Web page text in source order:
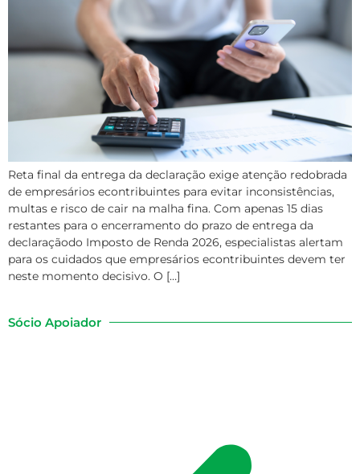
Reta final da entrega da declaração exige atenção redobrada
de empresários econtribuintes para evitar inconsistências,
multas e risco de cair na malha fina. Com apenas 15 dias
restantes para o encerramento do prazo de entrega da
declaraçãodo Imposto de Renda 2026, especialistas alertam
para os cuidados que empresários econtribuintes devem ter
neste momento decisivo. O […]
Sócio Apoiador